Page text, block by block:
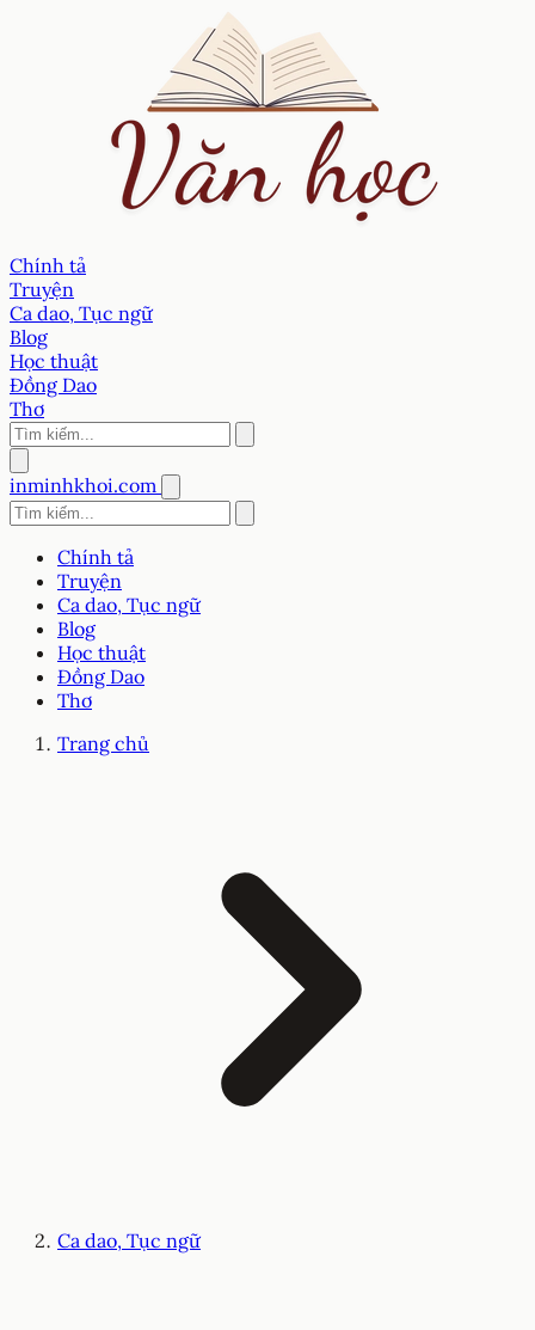
Chính tả
Truyện
Ca dao, Tục ngữ
Blog
Học thuật
Đồng Dao
Thơ
inminhkhoi.com
Chính tả
Truyện
Ca dao, Tục ngữ
Blog
Học thuật
Đồng Dao
Thơ
Trang chủ
Ca dao, Tục ngữ